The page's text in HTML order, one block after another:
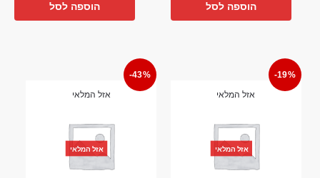
הוספה לסל הוספה לסל
-19%
אזל המלאי
אזל המלאי
-43%
אזל המלאי
אזל המלאי